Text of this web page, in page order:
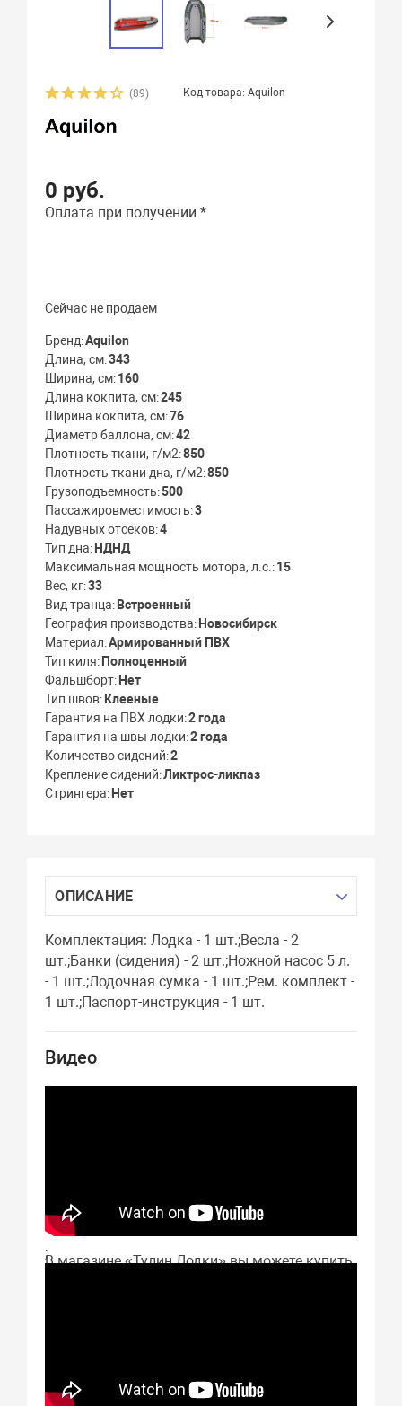
(89) Код товара: Aquilon
0 руб.
Оплата при получении *
Сейчас не продаем
Бренд Aquilon
Длина, см 343
Ширина, см 160
Длина кокпита, см 245
Ширина кокпита, см 76
Диаметр баллона, см 42
Плотность ткани, г/м2 850
Плотность ткани дна, г/м2 850
Грузоподъемность 500
Пассажировместимость 3
Надувных отсеков 4
Тип дна НДНД
Максимальная мощность мотора, л.с. 15
Вес, кг 33
Вид транца Встроенный
География производства Новосибирск
Материал Армированный ПВХ
Тип киля Полноценный
Фальшборт Нет
Тип швов Клееные
Гарантия на ПВХ лодки 2 года
Гарантия на швы лодки 2 года
Количество сидений 2
Крепление сидений Ликтрос-ликпаз
Стрингера Нет
ОПИСАНИЕ
Комплектация: Лодка - 1 шт.;Весла - 2
шт.;Банки (сидения) - 2 шт.;Ножной насос 5 л.
- 1 шт.;Лодочная сумка - 1 шт.;Рем. комплект -
1 шт.;Паспорт-инструкция - 1 шт.
Видео
;В магазине «Тулин Лодки» вы можете купить
оформите заказ у нас в интернет-магазине.